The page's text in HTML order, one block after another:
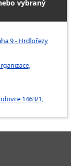
vybraný
9 - Hrdlořezy
1463/1,